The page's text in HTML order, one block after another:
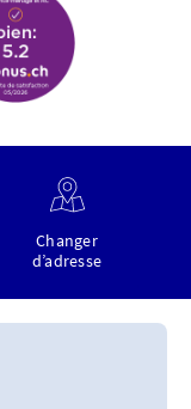
Changer
d’adresse